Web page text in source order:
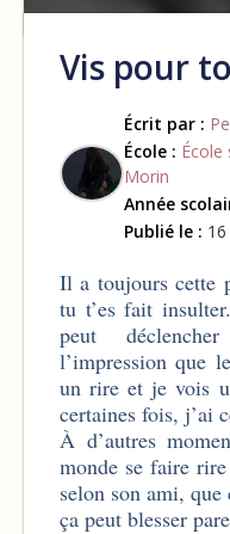
Vis pour
Écrit par :
École : École
Morin
Année
Publié le :
Il a toujours cette
tu t’es fait
peut
l’impression que
un rire et je vois
certaines fois, j’ai
À d’autres
monde se faire
selon son ami, que
ça peut blesser